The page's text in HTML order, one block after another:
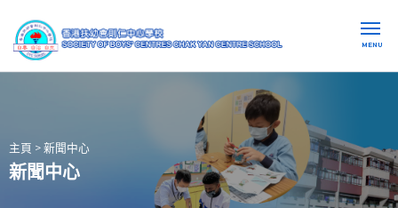
MENU
主頁 > 新聞中心
新聞中心